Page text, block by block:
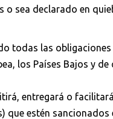
o sea declarado en
todas las
los Países Bajos y
entregará o
que estén